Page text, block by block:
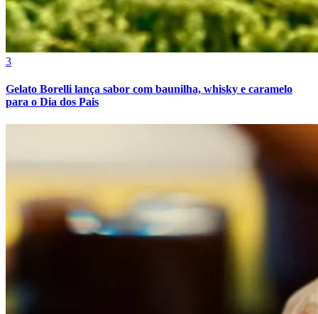
Atlético-MG
3
Gelato Borelli lança sabor com baunilha, whisky e caramelo
para o Dia dos Pais